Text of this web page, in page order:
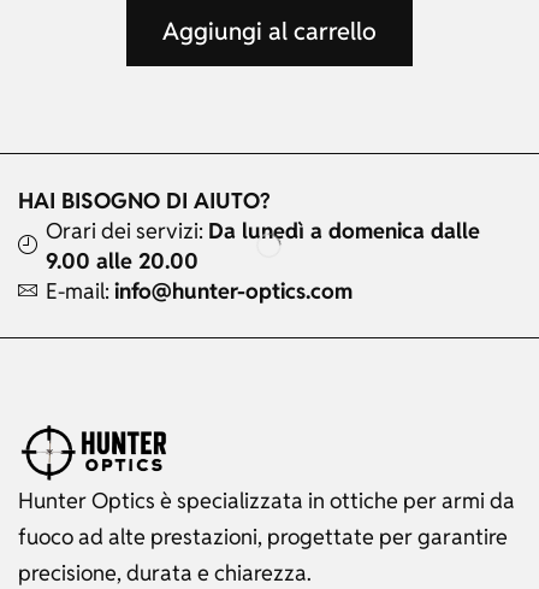
Aggiungi al carrello
HAI BISOGNO DI AIUTO?
Orari dei servizi: Da lunedì a domenica dalle
9.00 alle 20.00
E-mail: info@hunter-optics.com
Hunter Optics è specializzata in ottiche per armi da
fuoco ad alte prestazioni, progettate per garantire
precisione, durata e chiarezza.